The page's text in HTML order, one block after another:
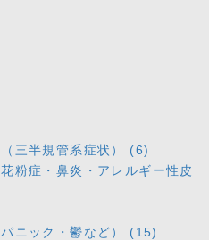
三半規管系症状） (6)
粉症・鼻炎・アレルギー性皮
ニック・鬱など） (15)